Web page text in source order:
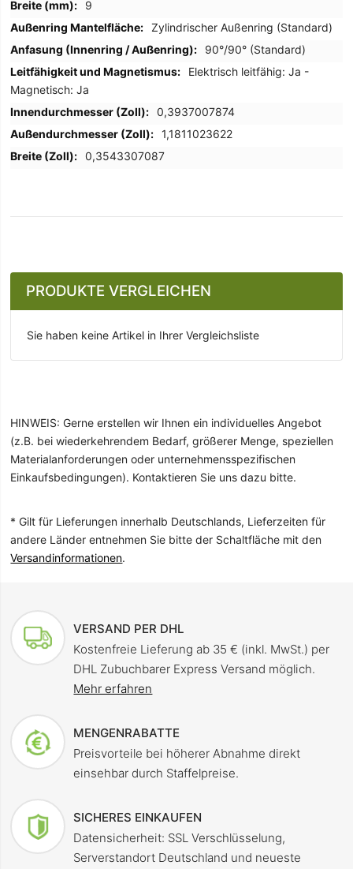
9
Zylindrischer Außenring (Standard)
90°/90° (Standard)
Elektrisch leitfähig: Ja -
Magnetisch: Ja
0,3937007874
1,1811023622
0,3543307087
PRODUKTE VERGLEICHEN
Sie haben keine Artikel in Ihrer Vergleichsliste
HINWEIS: Gerne erstellen wir Ihnen ein individuelles Angebot
(z.B. bei wiederkehrendem Bedarf, größerer Menge, speziellen
Materialanforderungen oder unternehmensspezifischen
Einkaufsbedingungen). Kontaktieren Sie uns dazu bitte.
* Gilt für Lieferungen innerhalb Deutschlands, Lieferzeiten für
andere Länder entnehmen Sie bitte der Schaltfläche mit den
Versandinformationen.
VERSAND PER DHL
Kostenfreie Lieferung ab 35 € (inkl. MwSt.) per
DHL Zubuchbarer Express Versand möglich.
Mehr erfahren
MENGENRABATTE
Preisvorteile bei höherer Abnahme direkt
einsehbar durch Staffelpreise.
SICHERES EINKAUFEN
Datensicherheit: SSL Verschlüsselung,
Serverstandort Deutschland und neueste